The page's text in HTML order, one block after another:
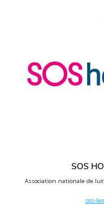
SOS
Association nationale de
sos-